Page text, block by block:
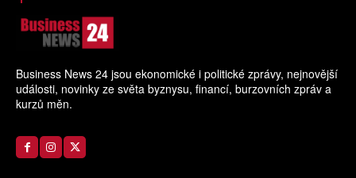
Business News 24 jsou ekonomické i politické zprávy, nejnovější
události, novinky ze světa byznysu, financí, burzovních zpráv a
kurzů měn.